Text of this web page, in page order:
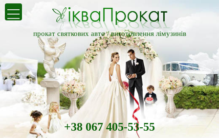
прокат святкових авто /виготовлення лімузинів
+38 067 405-53-55